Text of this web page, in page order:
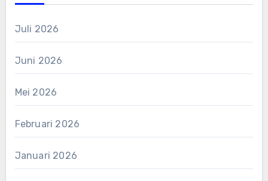
Juli 2026
Juni 2026
Mei 2026
Februari 2026
Januari 2026